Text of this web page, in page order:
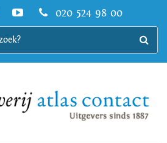
020 524 98 00